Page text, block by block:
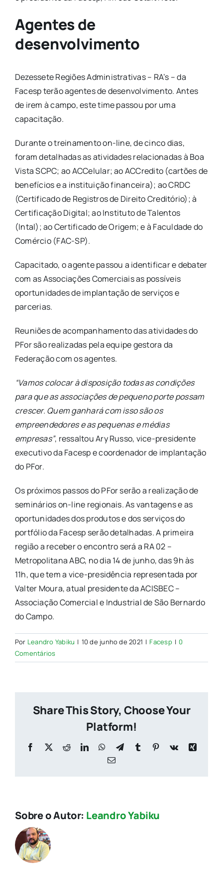
Agentes de
desenvolvimento
Dezessete Regiões Administrativas – RA’s – da
Facesp terão agentes de desenvolvimento. Antes
de irem à campo, este time passou por uma
capacitação.
Durante o treinamento on-line, de cinco dias,
foram detalhadas as atividades relacionadas à Boa
Vista SCPC; ao ACCelular; ao ACCredito (cartões de
benefícios e a instituição financeira); ao CRDC
(Certificado de Registros de Direito Creditório); à
Certificação Digital; ao Instituto de Talentos
(Intal); ao Certificado de Origem; e à Faculdade do
Comércio (FAC-SP).
Capacitado, o agente passou a identificar e debater
com as Associações Comerciais as possíveis
oportunidades de implantação de serviços e
parcerias.
Reuniões de acompanhamento das atividades do
PFor são realizadas pela equipe gestora da
Federação com os agentes.
“Vamos colocar à disposição todas as condições
para que as associações de pequeno porte possam
crescer. Quem ganhará com isso são os
empreendedores e as pequenas e médias
empresas”, ressaltou Ary Russo, vice-presidente
executivo da Facesp e coordenador de implantação
do PFor.
Os próximos passos do PFor serão a realização de
seminários on-line regionais. As vantagens e as
oportunidades dos produtos e dos serviços do
portfólio da Facesp serão detalhadas. A primeira
região a receber o encontro será a RA 02 –
Metropolitana ABC, no dia 14 de junho, das 9h às
11h, que tem a vice-presidência representada por
Valter Moura, atual presidente da ACISBEC –
Associação Comercial e Industrial de São Bernardo
do Campo.
Por Leandro Yabiku | 10 de junho de 2021 | Facesp | 0
Comentários
Share This Story, Choose Your
Platform!
Facebook
X RedditLinkedInWhatsApp
TelegramTumblr Pinterest
Vk
Xing
E-
Sobre o Autor: Leandro Yabiku